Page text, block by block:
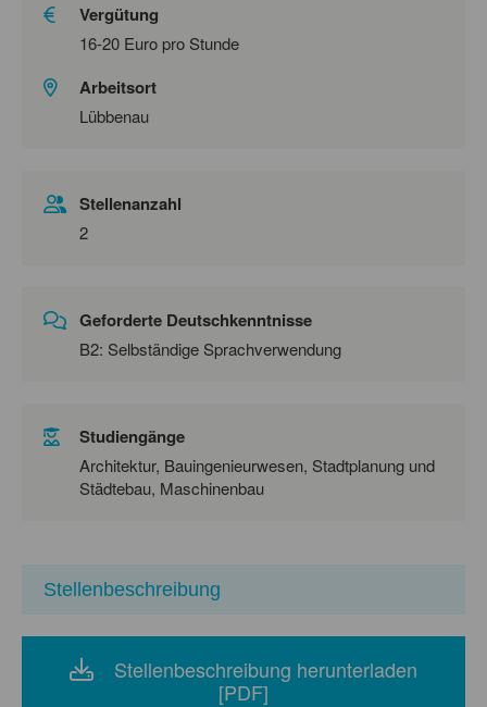
Vergütung
16-20 Euro pro Stunde
Arbeitsort
Lübbenau
Stellenanzahl
2
Geforderte Deutschkenntnisse
B2: Selbständige Sprachverwendung
Studiengänge
Architektur, Bauingenieurwesen, Stadtplanung und
Städtebau, Maschinenbau
Stellenbeschreibung
Stellenbeschreibung herunterladen
[PDF]